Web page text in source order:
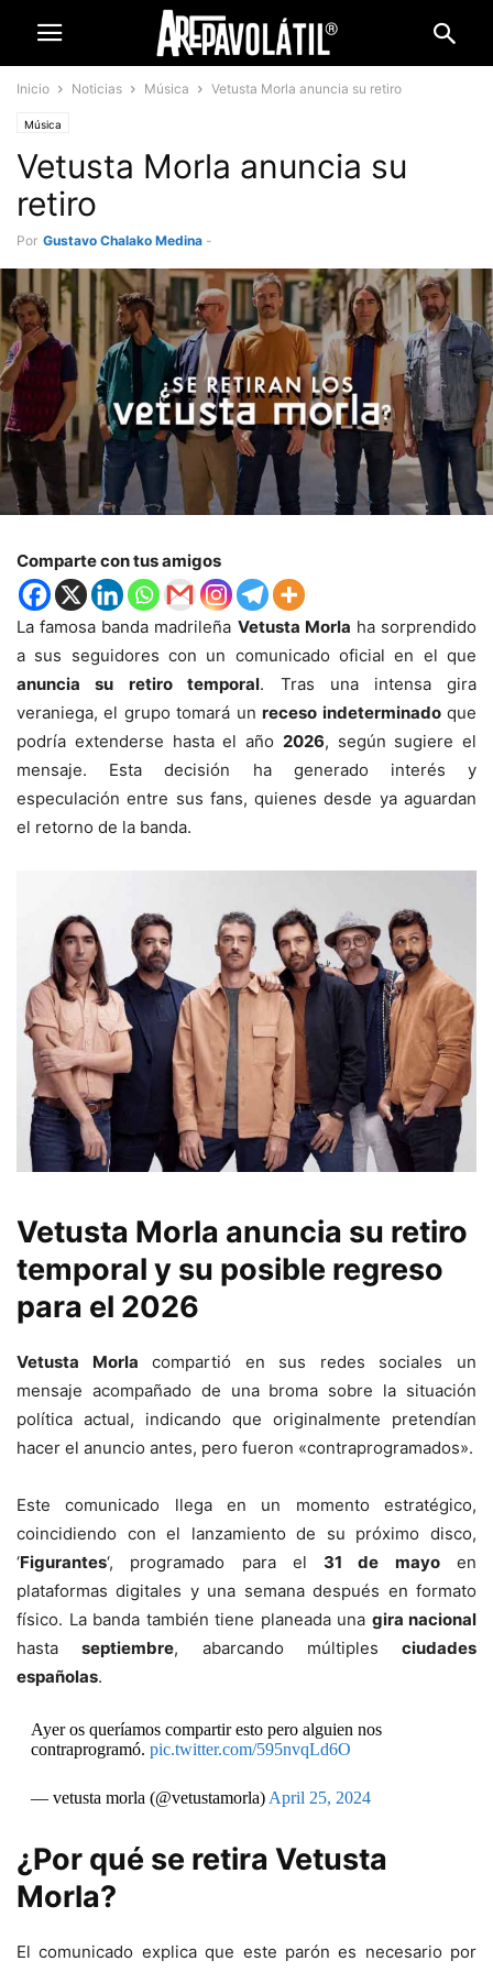
Inicio Noticias Música Vetusta Morla anuncia su retiro
Música
Vetusta Morla anuncia su
retiro
Por Gustavo Chalako Medina -
Comparte con tus amigos
La famosa banda madrileña Vetusta Morla ha sorprendido
a sus seguidores con un comunicado oficial en el que
anuncia su
retiro temporal. Tras una intensa gira
veraniega, el grupo tomará unreceso indeterminadoque
podría extenderse hasta el año 2026, según sugiere el
mensaje. Esta decisión ha generado interés y
especulación entre sus fans, quienes desde ya aguardan
el retorno de la banda.
Vetusta Morla anuncia su retiro
temporal y su posible regreso
para el 2026
Vetusta Morla compartió en sus redes sociales un
mensaje acompañado de una broma sobre la situación
política actual, indicando que originalmente pretendían
hacer el anuncio antes, pero fueron «contraprogramados».
Este comunicado llega en un momento estratégico,
coincidiendo con el lanzamiento de su próximo disco,
‘Figurantes‘, programado para el 31 de mayoen
plataformas digitales y una semana después en formato
físico. La banda también tiene planeada una gira nacional
hastaseptiembre, abarcando múltiples ciudades
españolas.
Ayer os queríamos compartir esto pero alguien nos
contraprogramó. pic.twitter.com/595nvqLd6O
— vetusta morla (@vetustamorla) April 25, 2024
¿Por qué se retira Vetusta
Morla?
El comunicado explica que este parón es necesario por